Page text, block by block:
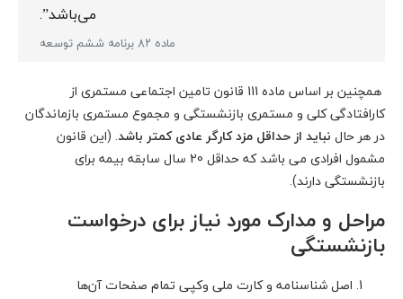
می‌باشد”.
ماده ۸۲ برنامه ششم توسعه
همچنین بر اساس ماده 111 قانون تامین اجتماعی
مستمری از
کارافتادگی کلی و مستمری بازنشستگی و مجموع مستمری بازماندگان
در هر حال نباید از حداقل مزد کارگر عادی کمتر باشد. (این قانون
مشمول افرادی می باشد که حداقل 20 سال سابقه بیمه برای
بازنشستگی دارند).
مراحل و مدارک مورد نیاز برای درخواست
بازنشستگی
اصل شناسنامه و کارت ملی وکپی تمام صفحات آن‌ها